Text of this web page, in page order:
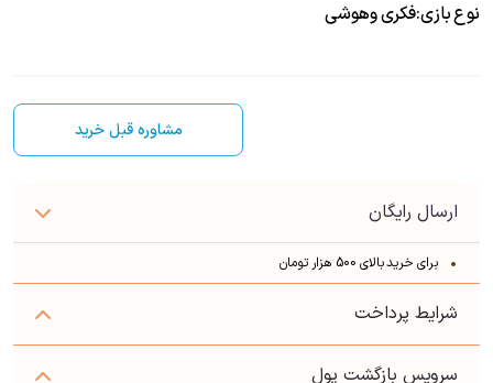
نوع بازی:فکری وهوشی
مشاوره قبل خرید
ارسال رایگان
برای خرید بالای 500 هزار تومان
شرایط پرداخت
سرویس بازگشت پول